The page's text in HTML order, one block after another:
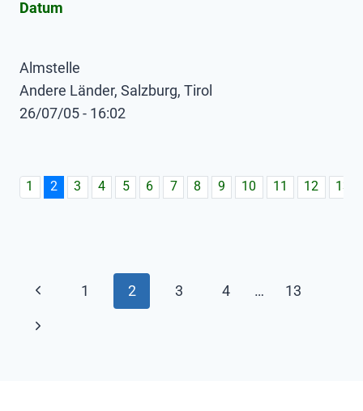
Datum
Almstelle
Andere Länder, Salzburg, Tirol
26/07/05 - 16:02
1 2 3 4 5 6 7 8 9 10 11 12 13
1 2 3 4 … 13